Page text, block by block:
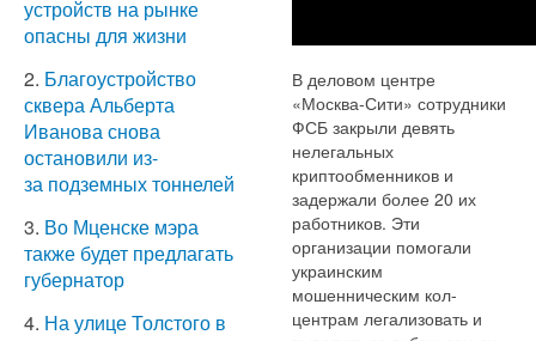
устройств на рынке
опасны для жизни
2. Благоустройство
сквера Альберта
Иванова снова
остановили из-
за подземных тоннелей
3. Во Мценске мэра
также будет предлагать
губернатор
4. На улице Толстого в
В деловом центре
«Москва-Сити» сотрудники
ФСБ закрыли девять
нелегальных
криптообменников и
задержали более 20 их
работников. Эти
организации помогали
украинским
мошенническим кол-
центрам легализовать и